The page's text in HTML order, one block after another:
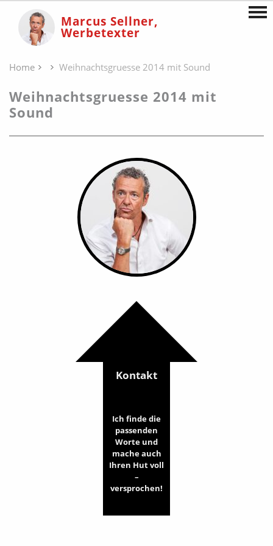
Marcus Sellner,
Werbetexter
Home Weihnachtsgruesse 2014 mit Sound
Weihnachtsgruesse 2014 mit
Sound
Kontakt
Ich finde die
passenden
Worte und
mache auch
Ihren Hut voll
–
versprochen!